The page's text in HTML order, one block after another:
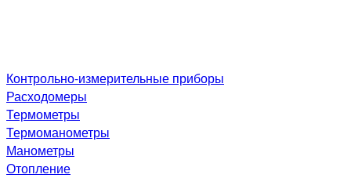
Контрольно-измерительные приборы
Расходомеры
Термометры
Термоманометры
Манометры
Отопление